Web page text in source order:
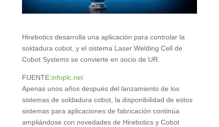
Hirebotics desarrolla una aplicación para controlar la
soldadura cobot, y el sistema Laser Welding Cell de
Cobot Systems se convierte en socio de UR.
FUENTE:infoplc.net
Apenas unos años después del lanzamiento de los
sistemas de soldadura cobot, la disponibilidad de estos
sistemas para aplicaciones de fabricación continúa
ampliándose con novedades de Hirebotics y Cobot